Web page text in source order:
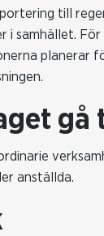
till
samhället.
planerar
gå
anställda.